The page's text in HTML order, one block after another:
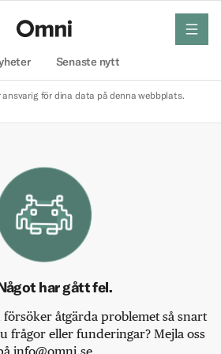
Senaste nytt
meny
för dina data på denna webbplats.
har gått fel.
åtgärda problemet så snart
frågor eller funderingar? Mejla oss